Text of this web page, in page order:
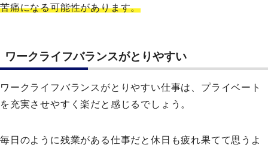
苦痛になる可能性があります。
ワークライフバランスがとりやすい
ワークライフバランスがとりやすい仕事は、プライベート
を充実させやすく楽だと感じるでしょう。
毎日のように残業がある仕事だと休日も疲れ果てて思うよ